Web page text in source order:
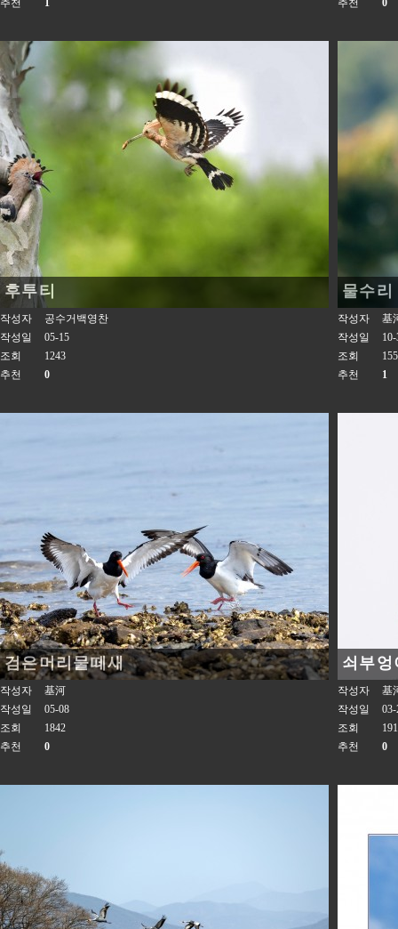
추천 1 추천 0
후투티
작성자
공수거백영찬
작성일
05-15
조회
1243
추천
0
물수리
작성자
基
작성일
조회
추천
1
검은머리물떼새
작성자
基河
작성일
05-08
조회
1842
추천
0
쇠부엉
작성자
基
작성일
03-
조회
추천
0